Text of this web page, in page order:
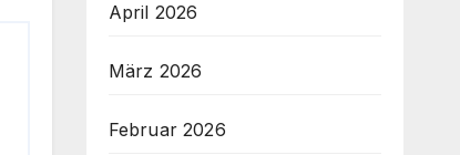
April 2026
März 2026
Februar 2026